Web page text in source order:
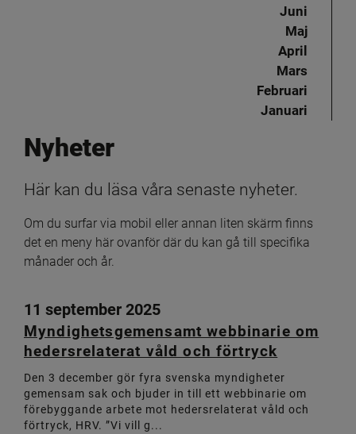
Juni
Maj
April
Mars
Februari
Januari
Nyheter
Här kan du läsa våra senaste nyheter.
Om du surfar via mobil eller annan liten skärm finns
det en meny här ovanför där du kan gå till specifika
månader och år.
11 september 2025
Myndighetsgemensamt webbinarie om
hedersrelaterat våld och förtryck
Den 3 december gör fyra svenska myndigheter
gemensam sak och bjuder in till ett webbinarie om
förebyggande arbete mot hedersrelaterat våld och
förtryck, HRV. ”Vi vill g...